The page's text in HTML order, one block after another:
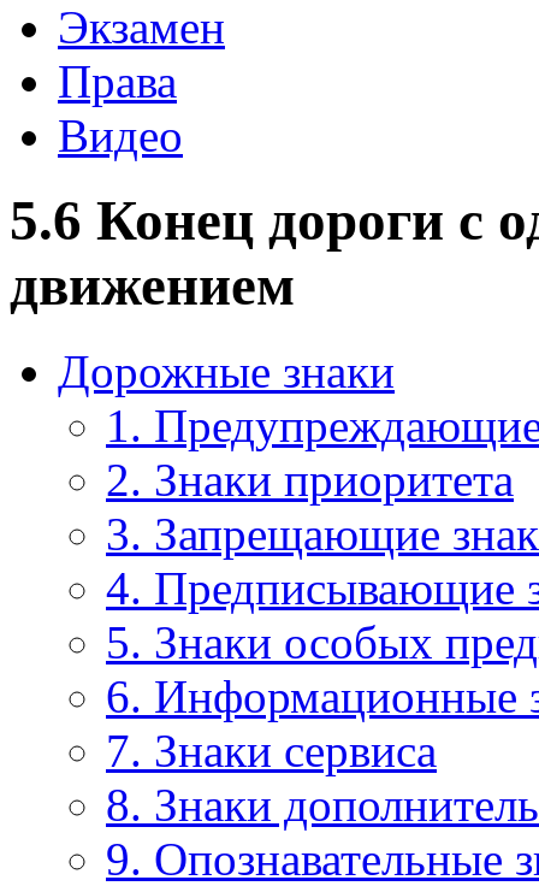
Экзамен
Права
Видео
5.6 Конец дороги с
движением
Дорожные знаки
1.
2. Знаки приоритета
3. Запрещающие
4. Предписывающие
5. Знаки особых
6. Информационные
7. Знаки сервиса
8. Знаки
9. Опознавательные